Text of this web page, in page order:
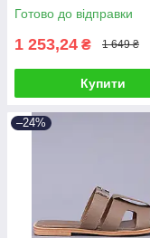
Готово до відправки
1 253,24 ₴ 1 649 ₴
Купити
–24%